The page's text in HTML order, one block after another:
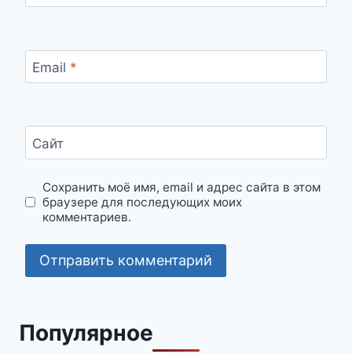
Email *
Сайт
Сохранить моё имя, email и адрес сайта в этом
браузере для последующих моих
комментариев.
Популярное